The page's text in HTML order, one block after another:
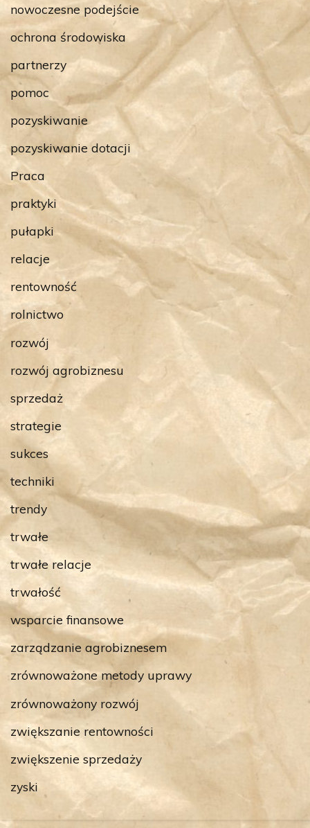
nowoczesne podejście
ochrona środowiska
partnerzy
pomoc
pozyskiwanie
pozyskiwanie dotacji
Praca
praktyki
pułapki
relacje
rentowność
rolnictwo
rozwój
rozwój agrobiznesu
sprzedaż
strategie
sukces
techniki
trendy
trwałe
trwałe relacje
trwałość
wsparcie finansowe
zarządzanie agrobiznesem
zrównoważone metody uprawy
zrównoważony rozwój
zwiększanie rentowności
zwiększenie sprzedaży
zyski